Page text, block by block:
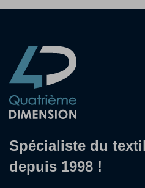
Spécialiste du
depuis 1998 !